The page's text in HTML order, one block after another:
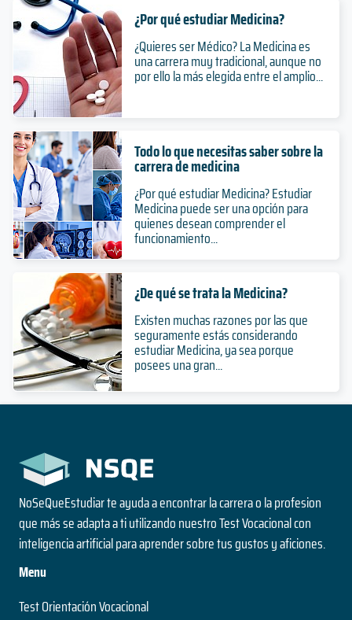
¿Por qué estudiar Medicina?
¿Quieres ser Médico? La Medicina es
una carrera muy tradicional, aunque no
por ello la más elegida entre el amplio...
Todo lo que necesitas saber sobre la
carrera de medicina
¿Por qué estudiar Medicina? Estudiar
Medicina puede ser una opción para
quienes desean comprender el
funcionamiento...
¿De qué se trata la Medicina?
Existen muchas razones por las que
seguramente estás considerando
estudiar Medicina, ya sea porque
posees una gran...
NoSeQueEstudiar te ayuda a encontrar la carrera o la profesion
que más se adapta a ti utilizando nuestro Test Vocacional con
inteligencia artificial para aprender sobre tus gustos y aficiones.
Menu
Test Orientación Vocacional